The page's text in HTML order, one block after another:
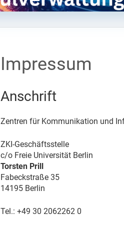
Impressum
Anschrift
Zentren für Kommunikation und
ZKI-Geschäftsstelle
c/o Freie Universität Berlin
Torsten Prill
Fabeckstraße 35
14195 Berlin
Tel.: +49 30 2062262 0